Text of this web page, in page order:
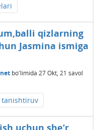
qizlarning
Jasmina ismiga
bo'limida 27 Okt, 21 savol
tanishtiruv
uchun she‘r